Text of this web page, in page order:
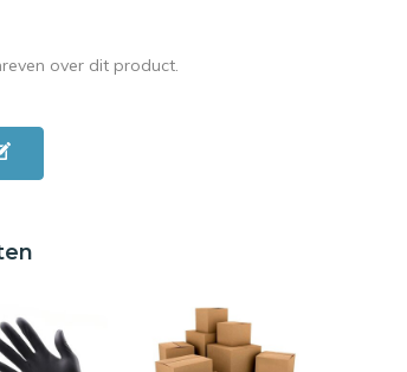
over dit product.